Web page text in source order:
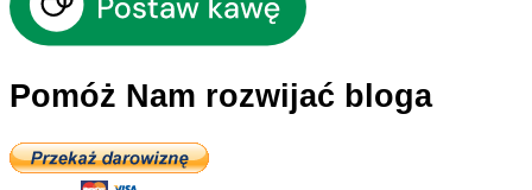
Pomóż Nam rozwijać bloga